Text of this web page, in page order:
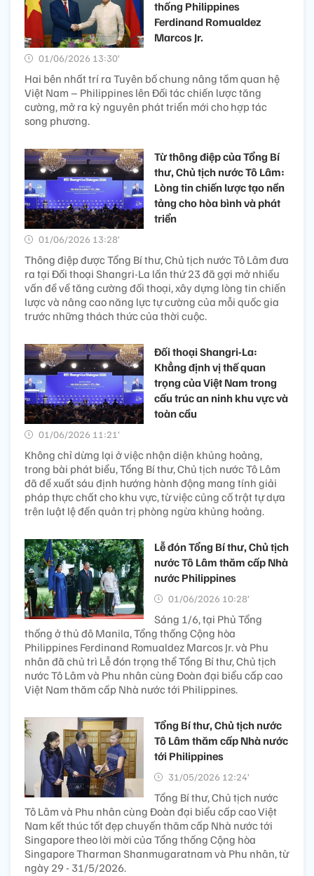
thống Philippines
Ferdinand Romualdez
Marcos Jr.
01/06/2026 13:30’
Hai bên nhất trí ra Tuyên bố chung nâng tầm quan hệ
Việt Nam – Philippines lên Đối tác chiến lược tăng
cường, mở ra kỷ nguyên phát triển mới cho hợp tác
song phương.
Từ thông điệp của Tổng Bí
thư, Chủ tịch nước Tô Lâm:
Lòng tin chiến lược tạo nền
tảng cho hòa bình và phát
triển
01/06/2026 13:28’
Thông điệp được Tổng Bí thư, Chủ tịch nước Tô Lâm đưa
ra tại Đối thoại Shangri-La lần thứ 23 đã gợi mở nhiều
vấn đề về tăng cường đối thoại, xây dựng lòng tin chiến
lược và nâng cao năng lực tự cường của mỗi quốc gia
trước những thách thức của thời cuộc.
Đối thoại Shangri-La:
Khẳng định vị thế quan
trọng của Việt Nam trong
cấu trúc an ninh khu vực và
toàn cầu
01/06/2026 11:21’
Không chỉ dừng lại ở việc nhận diện khủng hoảng,
trong bài phát biểu, Tổng Bí thư, Chủ tịch nước Tô Lâm
đã đề xuất sáu định hướng hành động mang tính giải
pháp thực chất cho khu vực, từ việc củng cố trật tự dựa
trên luật lệ đến quản trị phòng ngừa khủng hoảng.
Lễ đón Tổng Bí thư, Chủ tịch
nước Tô Lâm thăm cấp Nhà
nước Philippines
01/06/2026 10:28’
Sáng 1/6, tại Phủ Tổng
thống ở thủ đô Manila, Tổng thống Cộng hòa
Philippines Ferdinand Romualdez Marcos Jr. và Phu
nhân đã chủ trì Lễ đón trọng thể Tổng Bí thư, Chủ tịch
nước Tô Lâm và Phu nhân cùng Đoàn đại biểu cấp cao
Việt Nam thăm cấp Nhà nước tới Philippines.
Tổng Bí thư, Chủ tịch nước
Tô Lâm thăm cấp Nhà nước
tới Philippines
31/05/2026 12:24’
Tổng Bí thư, Chủ tịch nước
Tô Lâm và Phu nhân cùng Đoàn đại biểu cấp cao Việt
Nam kết thúc tốt đẹp chuyến thăm cấp Nhà nước tới
Singapore theo lời mời của Tổng thống Cộng hòa
Singapore Tharman Shanmugaratnam và Phu nhân, từ
ngày 29 - 31/5/2026.